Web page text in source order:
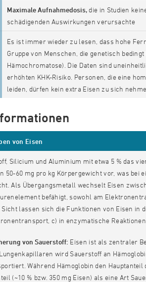
Maximale Aufnahmedosis,die in Studien
schädigenden Auswirkungen verursachte
Es ist immer wieder zu lesen, dass hohe
Gruppe von Menschen, die genetisch
Hämochromatose). Die Daten sind
erhöhten KHK-Risiko. Personen, die eine
leiden, dürfen kein extra Eisen zu sich
von Eisen
Silicium und Aluminium mit etwa 5 % das
50-60 mg pro kg Körpergewicht vor, was bei
Als Übergangsmetall wechselt Eisen
befähigt, sowohl am
lassen sich die Funktionen von Eisen
c) in enzymatische
von Sauerstoff: Eisen ist als zentraler
wird Sauerstoff an
Während Hämoglobin den
(~10 % bzw. 350 mg Eisen) als eine Art